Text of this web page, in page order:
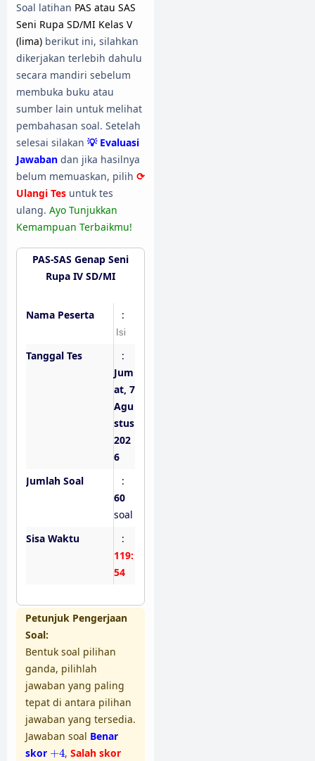
Soal latihan PAS atau SAS
Seni Rupa SD/MI Kelas V
(lima) berikut ini, silahkan
dikerjakan terlebih dahulu
secara mandiri sebelum
membuka buku atau
sumber lain untuk melihat
pembahasan soal. Setelah
selesai silakan 💡 Evaluasi
Jawaban dan jika hasilnya
belum memuaskan, pilih ⟳
Ulangi Tes untuk tes
ulang. Ayo Tunjukkan
Kemampuan Terbaikmu!
PAS-SAS Genap Seni
Rupa IV SD/MI
Nama Peserta :
Tanggal Tes
:
Jum
at, 7
Agu
stus
202
6
Jumlah Soal
:
60
soal
Sisa Waktu
:
119:
53
Petunjuk Pengerjaan
Soal:
Bentuk soal pilihan
ganda, pilihlah
jawaban yang paling
tepat di antara pilihan
jawaban yang tersedia.
Jawaban soal Benar
skor +4
+ 4, Salah skor